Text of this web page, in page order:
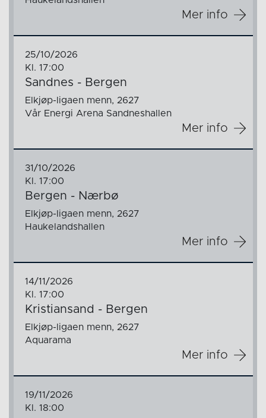
Mer info
25/10/2026
Kl. 17:00
Sandnes - Bergen
Elkjøp-ligaen menn, 2627
Vår Energi Arena Sandneshallen
Mer info
31/10/2026
Kl. 17:00
Bergen - Nærbø
Elkjøp-ligaen menn, 2627
Haukelandshallen
Mer info
14/11/2026
Kl. 17:00
Kristiansand - Bergen
Elkjøp-ligaen menn, 2627
Aquarama
Mer info
19/11/2026
Kl. 18:00